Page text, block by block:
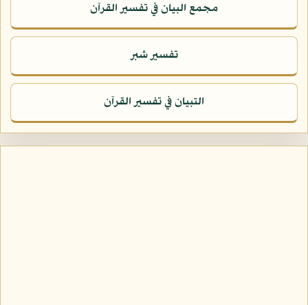
مجمع البيان في تفسير القرآن
تفسير شبر
التبيان في تفسير القرآن